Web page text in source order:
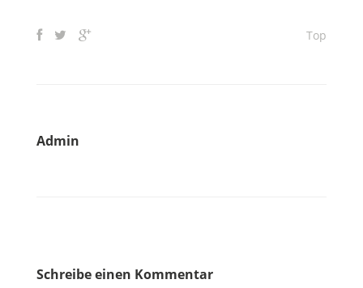
Top
Admin
Schreibe einen Kommentar